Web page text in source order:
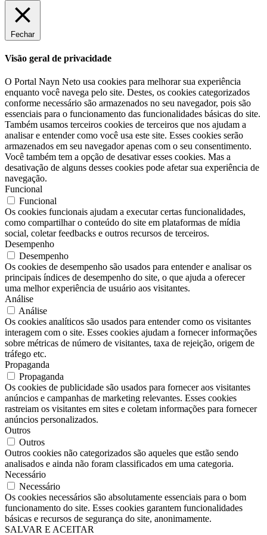
Fechar
Visão geral de privacidade
O Portal Nayn Neto usa cookies para melhorar sua experiência
enquanto você navega pelo site. Destes, os cookies categorizados
conforme necessário são armazenados no seu navegador, pois são
essenciais para o funcionamento das funcionalidades básicas do site.
Também usamos terceiros cookies de terceiros que nos ajudam a
analisar e entender como você usa este site. Esses cookies serão
armazenados em seu navegador apenas com o seu consentimento.
Você também tem a opção de desativar esses cookies. Mas a
desativação de alguns desses cookies pode afetar sua experiência de
navegação.
Funcional
Funcional
Os cookies funcionais ajudam a executar certas funcionalidades,
como compartilhar o conteúdo do site em plataformas de mídia
social, coletar feedbacks e outros recursos de terceiros.
Desempenho
Desempenho
Os cookies de desempenho são usados ​​para entender e analisar os
principais índices de desempenho do site, o que ajuda a oferecer
uma melhor experiência de usuário aos visitantes.
Análise
Análise
Os cookies analíticos são usados ​​para entender como os visitantes
interagem com o site. Esses cookies ajudam a fornecer informações
sobre métricas de número de visitantes, taxa de rejeição, origem de
tráfego etc.
Propaganda
Propaganda
Os cookies de publicidade são usados ​​para fornecer aos visitantes
anúncios e campanhas de marketing relevantes. Esses cookies
rastreiam os visitantes em sites e coletam informações para fornecer
anúncios personalizados.
Outros
Outros
Outros cookies não categorizados são aqueles que estão sendo
analisados ​​e ainda não foram classificados em uma categoria.
Necessário
Necessário
Os cookies necessários são absolutamente essenciais para o bom
funcionamento do site. Esses cookies garantem funcionalidades
básicas e recursos de segurança do site, anonimamente.
SALVAR E ACEITAR